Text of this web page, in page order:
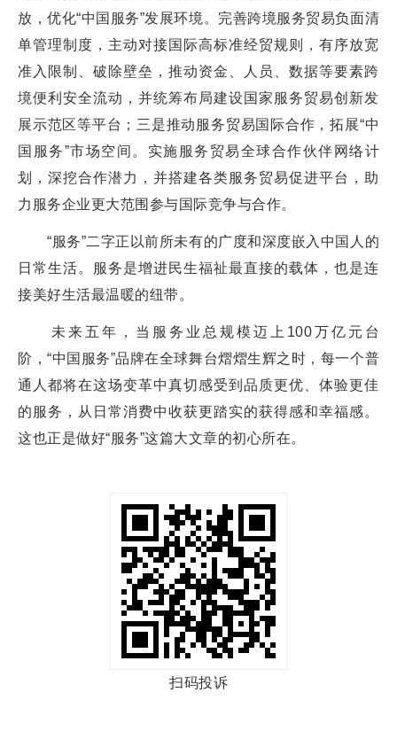
放，优化“中国服务”发展环境。完善跨境服务贸易负面清
单管理制度，主动对接国际高标准经贸规则，有序放宽
准入限制、破除壁垒，推动资金、人员、数据等要素跨
境便利安全流动，并统筹布局建设国家服务贸易创新发
展示范区等平台；三是推动服务贸易国际合作，拓展“中
国服务”市场空间。实施服务贸易全球合作伙伴网络计
划，深挖合作潜力，并搭建各类服务贸易促进平台，助
力服务企业更大范围参与国际竞争与合作。
“服务”二字正以前所未有的广度和深度嵌入中国人的
日常生活。服务是增进民生福祉最直接的载体，也是连
接美好生活最温暖的纽带。
未来五年，当服务业总规模迈上100万亿元台
阶，“中国服务”品牌在全球舞台熠熠生辉之时，每一个普
通人都将在这场变革中真切感受到品质更优、体验更佳
的服务，从日常消费中收获更踏实的获得感和幸福感。
这也正是做好“服务”这篇大文章的初心所在。
扫码投诉